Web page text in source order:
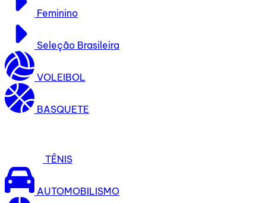
Feminino
Seleção Brasileira
VOLEIBOL
BASQUETE
TÊNIS
AUTOMOBILISMO